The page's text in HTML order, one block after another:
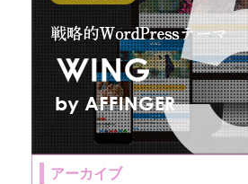
アーカイブ